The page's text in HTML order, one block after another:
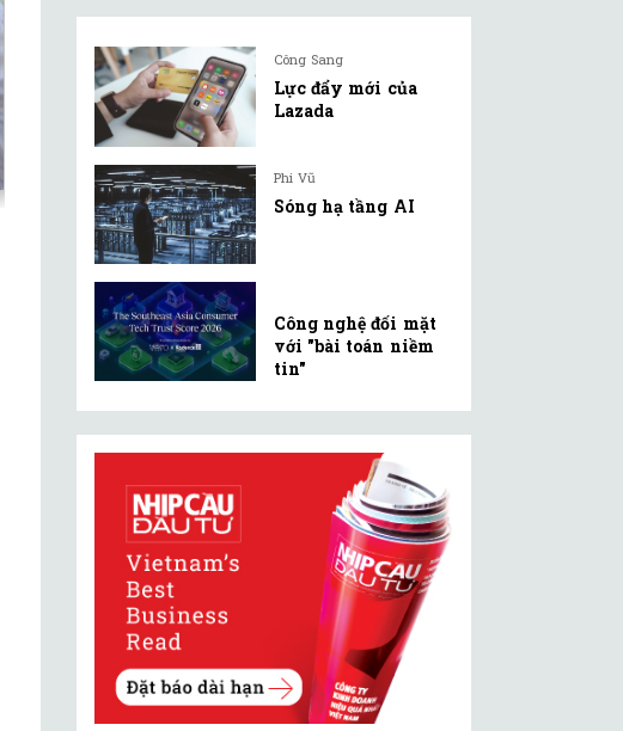
Công Sang
Lực đẩy mới của
Lazada
Phi Vũ
Sóng hạ tầng AI
Công nghệ đối mặt
với "bài toán niềm
tin"